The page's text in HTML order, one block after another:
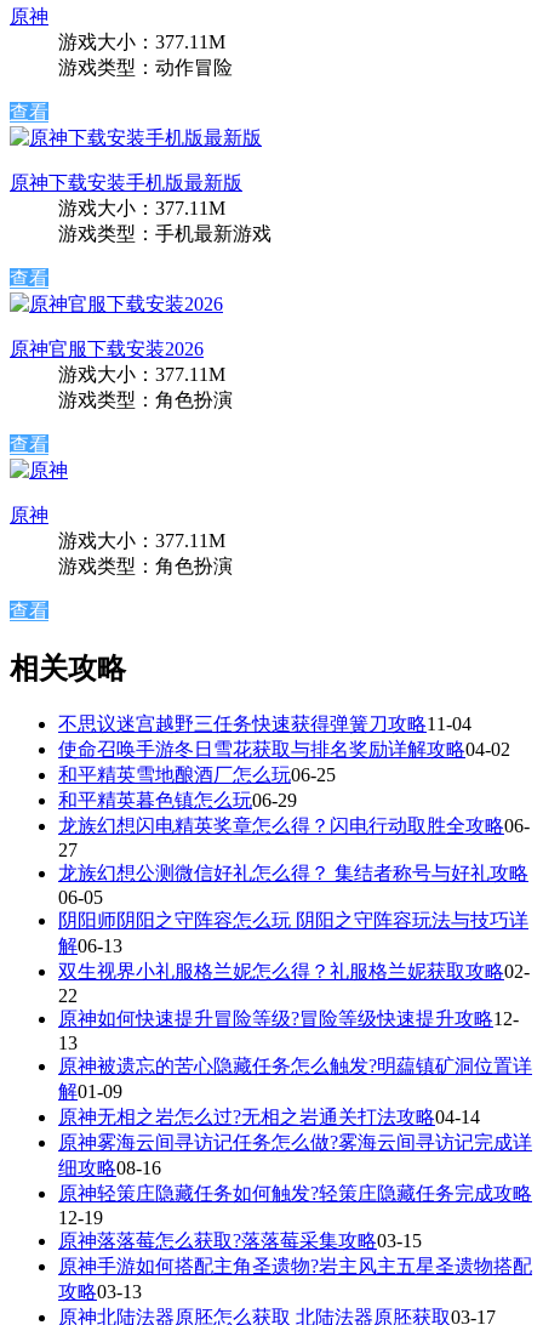
原神
游戏大小：377.11M
游戏类型：动作冒险
查看
原神下载安装手机版最新版
游戏大小：377.11M
游戏类型：手机最新游戏
查看
原神官服下载安装2026
游戏大小：377.11M
游戏类型：角色扮演
查看
原神
游戏大小：377.11M
游戏类型：角色扮演
查看
相关攻略
不思议迷宫越野三任务快速获得弹簧刀攻略11-04
使命召唤手游冬日雪花获取与排名奖励详解攻略04-02
和平精英雪地酿酒厂怎么玩06-25
和平精英暮色镇怎么玩06-29
龙族幻想闪电精英奖章怎么得？闪电行动取胜全攻略06-
27
龙族幻想公测微信好礼怎么得？ 集结者称号与好礼攻略
06-05
阴阳师阴阳之守阵容怎么玩 阴阳之守阵容玩法与技巧详
解06-13
双生视界小礼服格兰妮怎么得？礼服格兰妮获取攻略02-
22
原神如何快速提升冒险等级?冒险等级快速提升攻略12-
13
原神被遗忘的苦心隐藏任务怎么触发?明藴镇矿洞位置详
解01-09
原神无相之岩怎么过?无相之岩通关打法攻略04-14
原神雾海云间寻访记任务怎么做?雾海云间寻访记完成详
细攻略08-16
原神轻策庄隐藏任务如何触发?轻策庄隐藏任务完成攻略
12-19
原神落落莓怎么获取?落落莓采集攻略03-15
原神手游如何搭配主角圣遗物?岩主风主五星圣遗物搭配
攻略03-13
原神北陆法器原胚怎么获取 北陆法器原胚获取03-17